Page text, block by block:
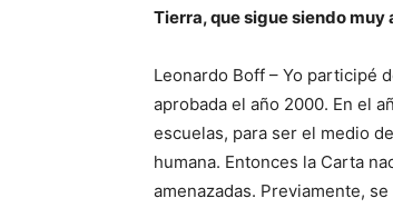
Tierra, que sigue siendo muy
Leonardo Boff – Yo participé
aprobada el año 2000. En el
escuelas, para ser el medio
humana. Entonces la Carta
amenazadas. Previamente,